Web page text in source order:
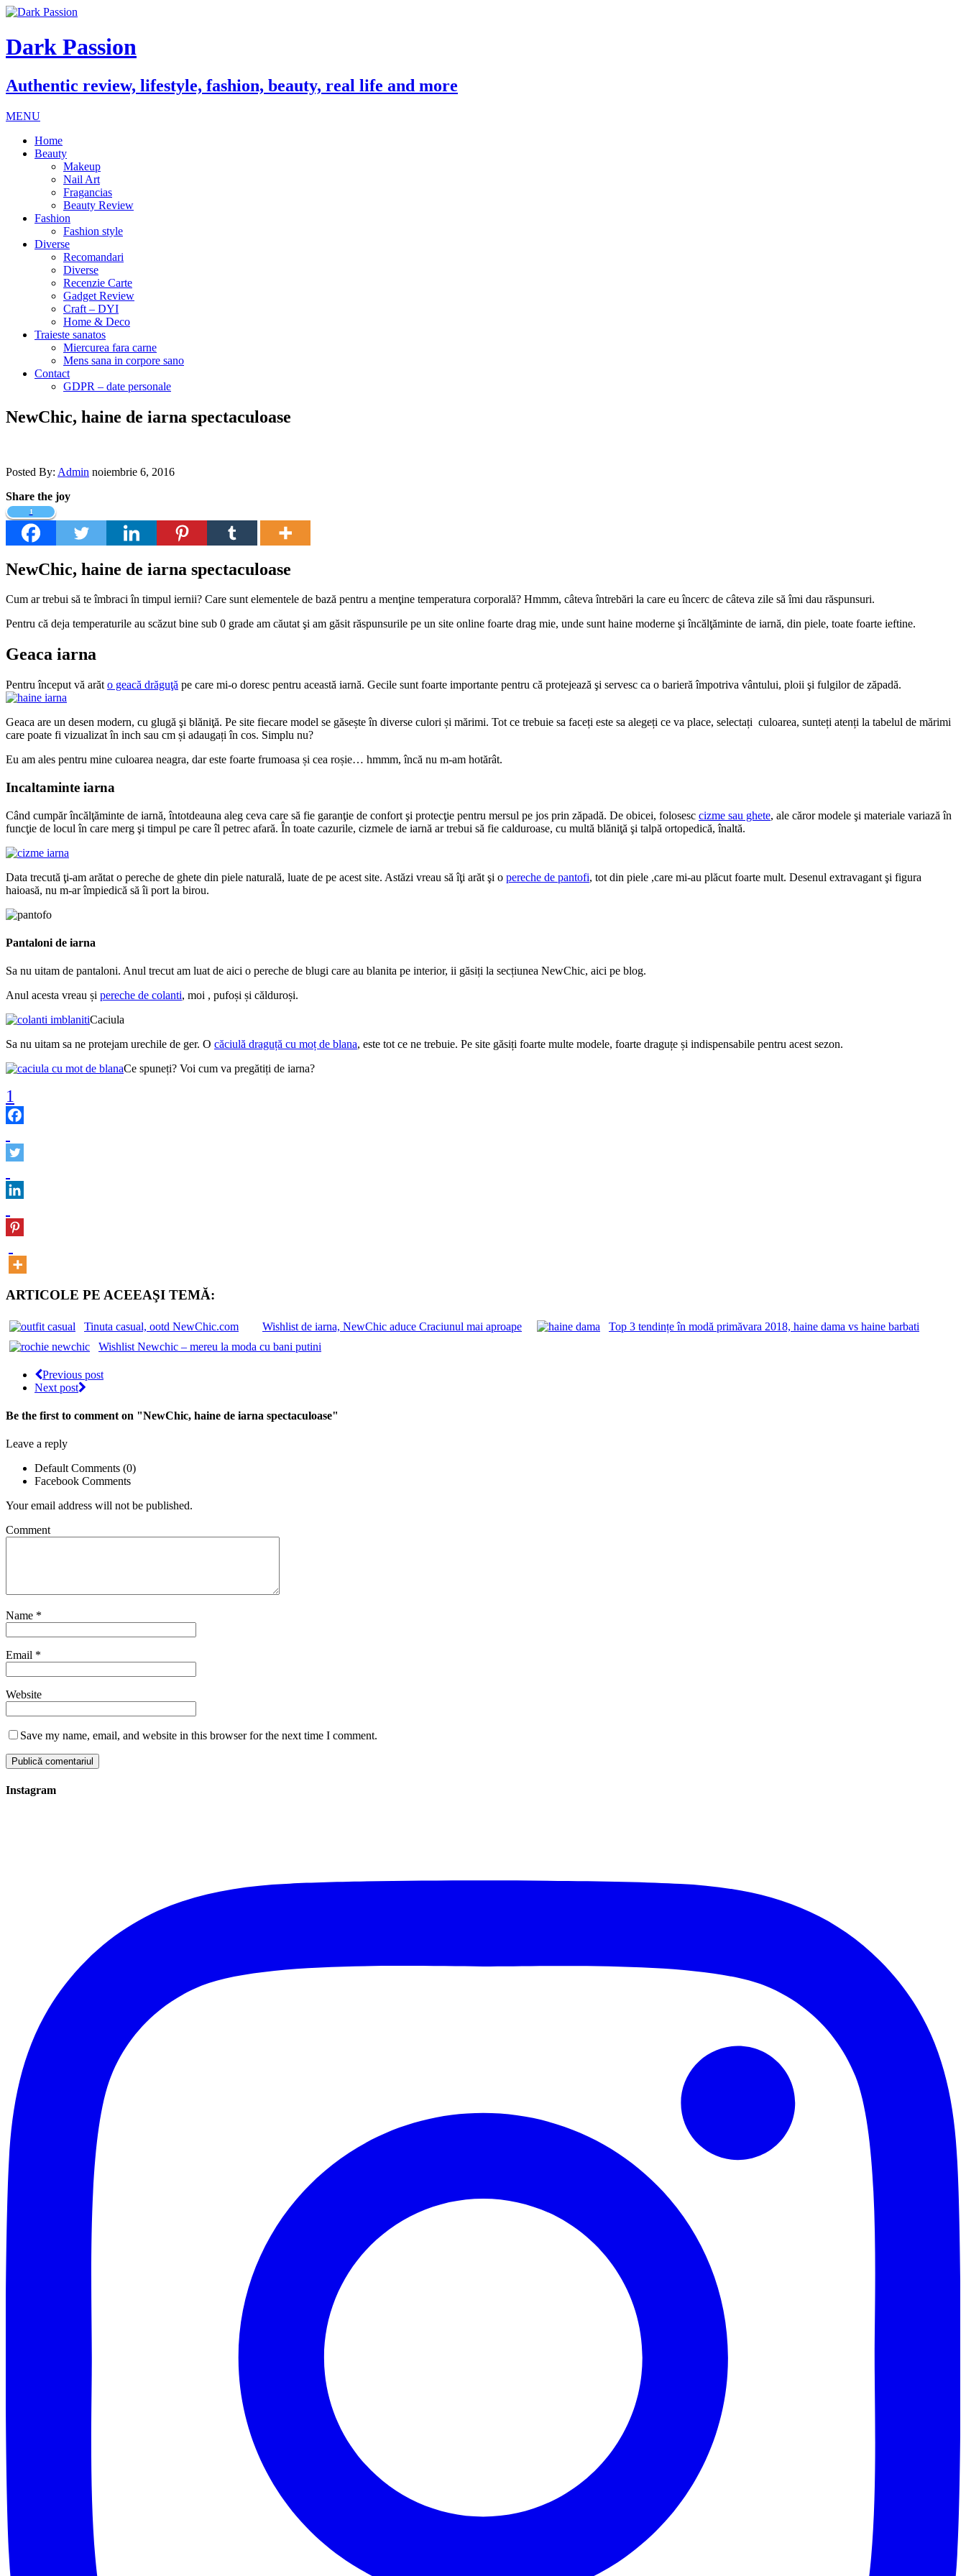
Dark Passion
Authentic review, lifestyle, fashion, beauty, real life and more
MENU
Home
Beauty
Makeup
Nail Art
Fragancias
Beauty Review
Fashion
Fashion style
Diverse
Recomandari
Diverse
Recenzie Carte
Gadget Review
Craft – DYI
Home & Deco
Traieste sanatos
Miercurea fara carne
Mens sana in corpore sano
Contact
GDPR – date personale
NewChic, haine de iarna spectaculoase
Posted By: Admin noiembrie 6, 2016
Share the joy
1
NewChic, haine de iarna spectaculoase
Cum ar trebui să te îmbraci în timpul iernii? Care sunt elementele de bază pentru a menţine temperatura corporală? Hmmm, câteva întrebări la care eu încerc de câteva zile să îmi dau răspunsuri.
Pentru că deja temperaturile au scăzut bine sub 0 grade am căutat şi am găsit răspunsurile pe un site online foarte drag mie, unde sunt haine moderne şi încălţăminte de iarnă, din piele, toate foarte ieftine.
Geaca iarna
Pentru început vă arăt o geacă drăguţă pe care mi-o doresc pentru această iarnă. Gecile sunt foarte importante pentru că protejează şi servesc ca o barieră împotriva vântului, ploii şi fulgilor de zăpadă.
Geaca are un desen modern, cu glugă şi blăniţă. Pe site fiecare model se găsește în diverse culori și mărimi. Tot ce trebuie sa faceți este sa alegeți ce va place, selectați culoarea, sunteți atenți la tabelul de mărimi
care poate fi vizualizat în inch sau cm și adaugați în cos. Simplu nu?
Eu am ales pentru mine culoarea neagra, dar este foarte frumoasa și cea roșie… hmmm, încă nu m-am hotărât.
Incaltaminte iarna
Când cumpăr încălţăminte de iarnă, întotdeauna aleg ceva care să fie garanţie de confort şi protecţie pentru mersul pe jos prin zăpadă. De obicei, folosesc cizme sau ghete, ale căror modele şi materiale variază în
funcţie de locul în care merg şi timpul pe care îl petrec afară. În toate cazurile, cizmele de iarnă ar trebui să fie calduroase, cu multă blăniţă şi talpă ortopedică, înaltă.
Data trecută ţi-am arătat o pereche de ghete din piele naturală, luate de pe acest site. Astăzi vreau să îţi arăt şi o pereche de pantofi, tot din piele ,care mi-au plăcut foarte mult. Desenul extravagant şi figura
haioasă, nu m-ar împiedică să îi port la birou.
Pantaloni de iarna
Sa nu uitam de pantaloni. Anul trecut am luat de aici o pereche de blugi care au blanita pe interior, ii găsiți la secțiunea NewChic, aici pe blog.
Anul acesta vreau și pereche de colanti, moi , pufoși și călduroși.
Caciula
Sa nu uitam sa ne protejam urechile de ger. O căciulă draguță cu moț de blana, este tot ce ne trebuie. Pe site găsiți foarte multe modele, foarte draguțe și indispensabile pentru acest sezon.
Ce spuneți? Voi cum va pregătiți de iarna?
1
ARTICOLE PE ACEEAŞI TEMĂ:
Tinuta casual, ootd NewChic.com Wishlist de iarna, NewChic aduce Craciunul mai aproape
Top 3 tendințe în modă primăvara 2018, haine dama vs haine barbati
Wishlist Newchic – mereu la moda cu bani putini
Previous post
Next post
Be the first to comment on "NewChic, haine de iarna spectaculoase"
Leave a reply
Default Comments (0)
Facebook Comments
Your email address will not be published.
Comment
Name *
Email *
Website
Save my name, email, and website in this browser for the next time I comment.
Instagram